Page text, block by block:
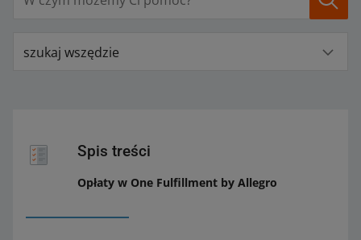
szukaj wszędzie
Spis treści
Opłaty w One Fulfillment by Allegro